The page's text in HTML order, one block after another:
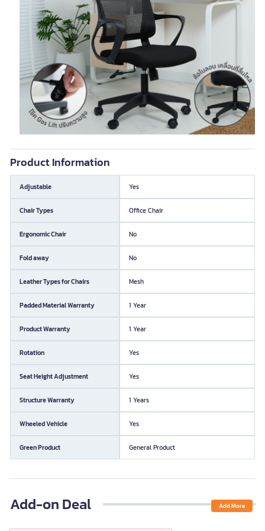
Product Information
Adjustable Yes
Chair Types Office Chair
Ergonomic Chair No
Fold away No
Leather Types for Chairs Mesh
Padded Material Warranty 1 Year
Product Warranty 1 Year
Rotation Yes
Seat Height Adjustment Yes
Structure Warranty 1 Years
Wheeled Vehicle Yes
Green Product General Product
Add-on Deal Add More